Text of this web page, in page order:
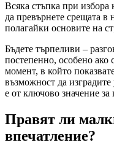
Всяка стъпка при избора
да превърнете срещата в
полагайки основите на
Бъдете търпеливи –
постепенно, особено ако
момент, в който
възможност да
е от ключово значение за
Правят ли
впечатление?